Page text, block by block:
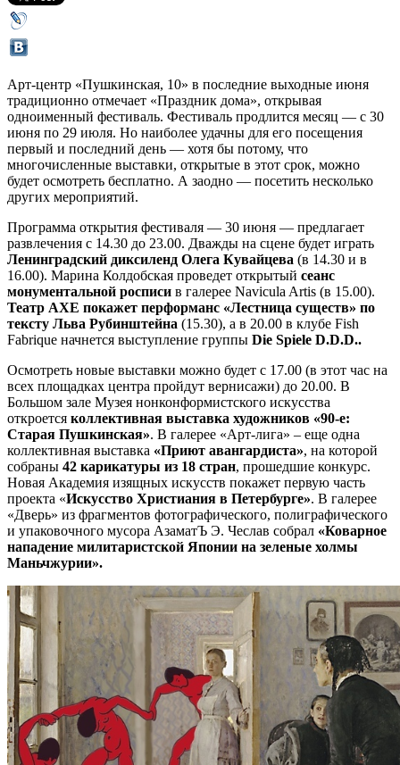
Арт-центр «Пушкинская, 10» в последние выходные июня
традиционно отмечает «Праздник дома», открывая
одноименный фестиваль. Фестиваль продлится месяц — с 30
июня по 29 июля. Но наиболее удачны для его посещения
первый и последний день — хотя бы потому, что
многочисленные выставки, открытые в этот срок, можно
будет осмотреть бесплатно. А заодно — посетить несколько
других мероприятий.
Программа открытия фестиваля — 30 июня — предлагает
развлечения с 14.30 до 23.00. Дважды на сцене будет играть
Ленинградский диксиленд Олега Кувайцева (в 14.30 и в
16.00). Марина Колдобская проведет открытый сеанс
монументальной росписи в галерее Navicula Artis (в 15.00).
Театр АХЕ покажет перформанс «Лестница существ» по
тексту Льва Рубинштейна (15.30), а в 20.00 в клубе Fish
Fabrique начнется выступление группы Die Spiele D.D.D..
Осмотреть новые выставки можно будет с 17.00 (в этот час на
всех площадках центра пройдут вернисажи) до 20.00. В
Большом зале Музея нонконформистского искусства
откроется коллективная выставка художников «90-е:
Старая Пушкинская». В галерее «Арт-лига» – еще одна
коллективная выставка «Приют авангардиста», на которой
собраны 42 карикатуры из 18 стран, прошедшие конкурс.
Новая Академия изящных искусств покажет первую часть
проекта «Искусство Христиания в Петербурге». В галерее
«Дверь» из фрагментов фотографического, полиграфического
и упаковочного мусора АзаматЪ Э. Чеслав собрал «Коварное
нападение милитаристской Японии на зеленые холмы
Маньчжурии».